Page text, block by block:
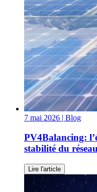
7 mai 2026 | Blog
PV4Balancing:
stabilité du réseau
Lire l'article